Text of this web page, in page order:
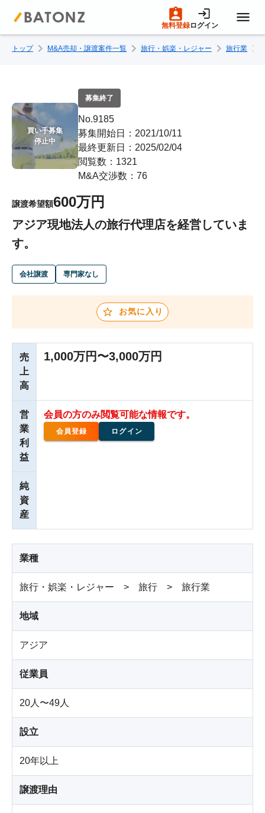
無料登録ログイン
トップページ
M&A案件一覧
売りたい方へ
買いたい方へ
成約事例
M&A専門家の方へ
トップ M&A売却・譲渡案件一覧 旅行・娯楽・レジャー 旅行業
買い手募集
停止中
募集終了
No.9185
募集開始日：2021/10/11
最終更新日：2025/02/04
閲覧数：1321
M&A交渉数：76
譲渡希望額600万円
アジア現地法人の旅行代理店を経営していま
す。
会社譲渡 専門家なし
お気に入り
売
上
高
1,000万円〜3,000万円
営
業
利
益
会員の方のみ閲覧可能な情報です。
会員登録 ログイン
純
資
産
業種
旅行・娯楽・レジャー > 旅行 > 旅行業
地域
アジア
従業員
20人〜49人
設立
20年以上
譲渡理由